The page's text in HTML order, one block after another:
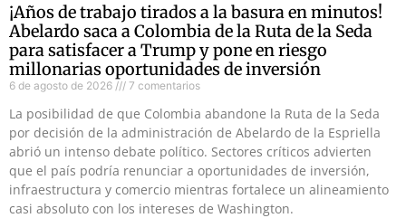
¡Años de trabajo tirados a la basura en minutos!
Abelardo saca a Colombia de la Ruta de la Seda
para satisfacer a Trump y pone en riesgo
millonarias oportunidades de inversión
6 de agosto de 2026 7 comentarios
La posibilidad de que Colombia abandone la Ruta de la Seda
por decisión de la administración de Abelardo de la Espriella
abrió un intenso debate político. Sectores críticos advierten
que el país podría renunciar a oportunidades de inversión,
infraestructura y comercio mientras fortalece un alineamiento
casi absoluto con los intereses de Washington.